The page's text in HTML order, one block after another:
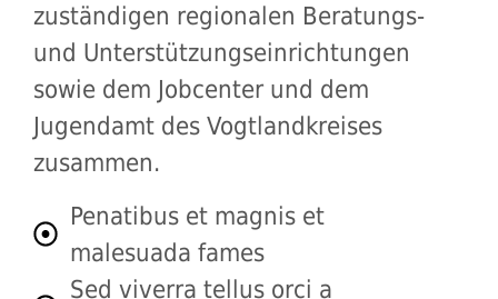
zuständigen regionalen Beratungs-
und Unterstützungseinrichtungen
sowie dem Jobcenter und dem
Jugendamt des Vogtlandkreises
zusammen.
Penatibus et magnis et
malesuada fames
Sed viverra tellus orci a